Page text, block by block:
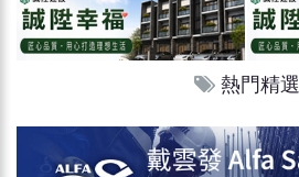
熱門精選